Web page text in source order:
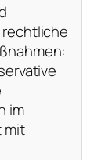
im
mit